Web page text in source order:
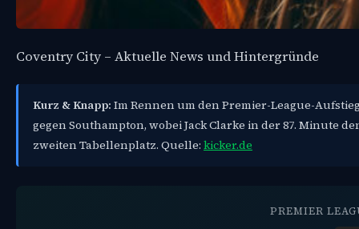
Coventry City – Aktuelle News und Hintergründe
Kurz & Knapp: Im Rennen um den Premier-League-
gegen Southampton, wobei Jack Clarke in der 87. Minute
zweiten Tabellenplatz. Quelle: kicker.de
PREMIER